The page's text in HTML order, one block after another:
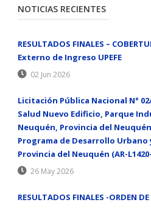
NOTICIAS RECIENTES
RESULTADOS FINALES –
Externo de Ingreso UPEFE
02 Jun 2026
Licitación Pública Nacional N°
Salud Nuevo Edificio, Parque
Neuquén, Provincia del
Programa de Desarrollo
Provincia del Neuquén (AR-
26 May 2026
RESULTADOS FINALES -ORDEN